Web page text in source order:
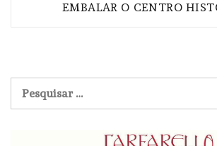
EMBALAR O CENTRO
por: